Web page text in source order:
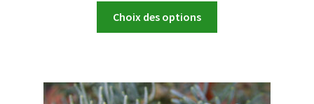
Choix des options
variations.
Les